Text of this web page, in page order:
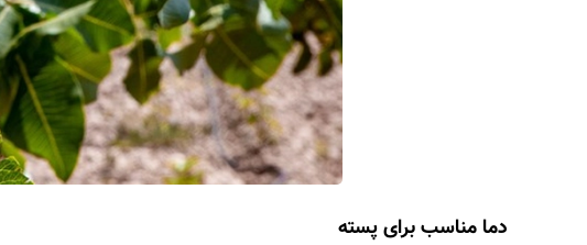
دما مناسب برای پسته